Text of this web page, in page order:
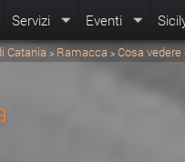
Servizi Eventi
Catania > Ramacca > Cosa vedere